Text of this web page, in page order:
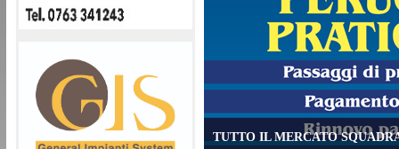
TUTTO IL MERCATO